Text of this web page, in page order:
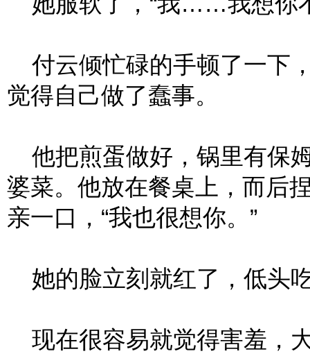
付云倾忙碌的手顿了一下
觉得自己做了蠢事。
他把煎蛋做好，锅里有保
婆菜。他放在餐桌上，而后
亲一口，“我也很想你。”
她的脸立刻就红了，低头
现在很容易就觉得害羞，